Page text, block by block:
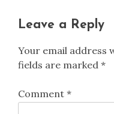
Leave a Reply
Your email address
fields are marked *
Comment *